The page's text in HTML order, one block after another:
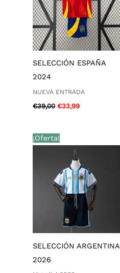
SELECCIÓN ESPAÑA
2024
NUEVA ENTRADA
€39,00 €33,99
¡Oferta!
SELECCIÓN ARGENTINA
2026
El
precio
original
€39,00.
precio
es:
€33,99.